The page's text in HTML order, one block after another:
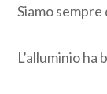
Siamo
L’alluminio